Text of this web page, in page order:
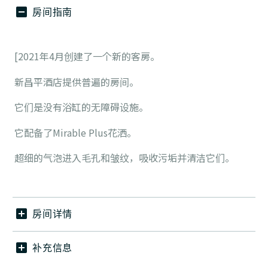
房间指南
[2021年4月创建了一个新的客房。
新昌平酒店提供普遍的房间。
它们是没有浴缸的无障碍设施。
它配备了Mirable Plus花洒。
超细的气泡进入毛孔和皱纹，吸收污垢并清洁它们。
房间详情
补充信息